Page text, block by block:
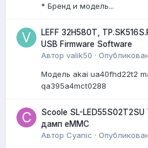
* Бренд и модель...
LEFF 32H580T,
USB Firmware Software
Автор valik50 ·
Модель akai ua40fhd22t2
qa395a4mct0288
Scoole SL-
дамп eMMC
Автор Cyanic ·